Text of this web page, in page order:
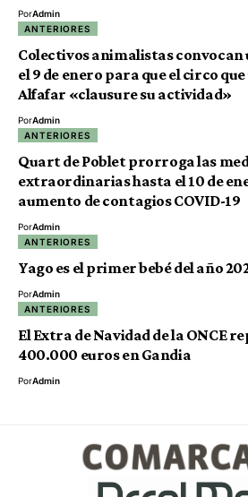
PorAdmin
ANTERIORES
Colectivos animalistas
el 9 de enero para que el circo
Alfafar «clausure su actividad»
PorAdmin
ANTERIORES
Quart de Poblet prorroga las
extraordinarias hasta el 10 de
aumento de contagios COVID-19
PorAdmin
ANTERIORES
Yago es el primer bebé del año
PorAdmin
ANTERIORES
El Extra de Navidad de la ONCE
400.000 euros en Gandia
PorAdmin